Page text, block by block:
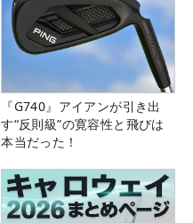
『G740』アイアンが引き出
す“反則級”の寛容性と飛びは
本当だった！